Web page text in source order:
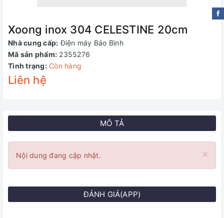
Xoong inox 304 CELESTINE 20cm
Nhà cung cấp: Điện máy Bảo Bình
Mã sản phẩm: 2355276
Tình trạng: Còn hàng
Liên hệ
MÔ TẢ
×
Nội dung đang cập nhật.
ĐÁNH GIÁ(APP)